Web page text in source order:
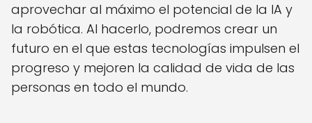
aprovechar al máximo el potencial de la IA y
la robótica. Al hacerlo, podremos crear un
futuro en el que estas tecnologías impulsen el
progreso y mejoren la calidad de vida de las
personas en todo el mundo.